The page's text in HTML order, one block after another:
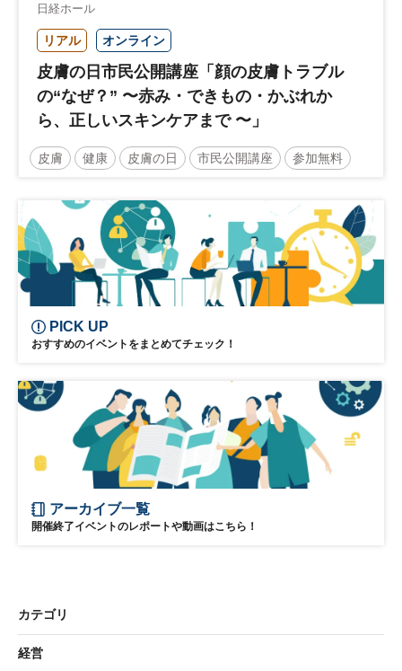
日経ホール
リアル オンライン
皮膚の日市民公開講座「顔の皮膚トラブル
の“なぜ？” 〜赤み・できもの・かぶれか
ら、正しいスキンケアまで 〜」
皮膚 健康 皮膚の日 市民公開講座 参加無料
PICK UP
おすすめのイベントをまとめてチェック！
アーカイブ一覧
開催終了イベントのレポートや動画はこちら！
カテゴリ
経営